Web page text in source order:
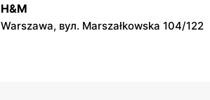
H&M
Warszawa, вул. Marszałkowska 104/122